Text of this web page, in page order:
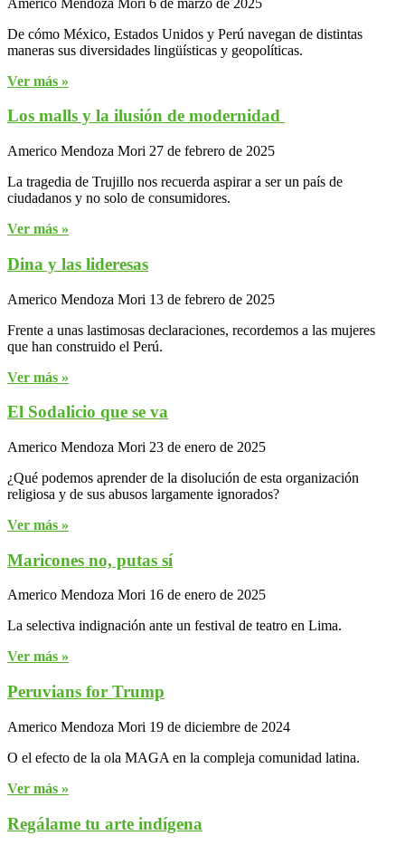
De cómo México, Estados Unidos y Perú navegan de distintas
maneras sus diversidades lingüísticas y geopolíticas.
Ver más »
Los malls y la ilusión de modernidad
Americo Mendoza Mori 27 de febrero de 2025
La tragedia de Trujillo nos recuerda aspirar a ser un país de
ciudadanos y no solo de consumidores.
Ver más »
Dina y las lideresas
Americo Mendoza Mori 13 de febrero de 2025
Frente a unas lastimosas declaraciones, recordemos a las mujeres
que han construido el Perú.
Ver más »
El Sodalicio que se va
Americo Mendoza Mori 23 de enero de 2025
¿Qué podemos aprender de la disolución de esta organización
religiosa y de sus abusos largamente ignorados?
Ver más »
Maricones no, putas sí
Americo Mendoza Mori 16 de enero de 2025
La selectiva indignación ante un festival de teatro en Lima.
Ver más »
Peruvians for Trump
Americo Mendoza Mori 19 de diciembre de 2024
O el efecto de la ola MAGA en la compleja comunidad latina.
Ver más »
Regálame tu arte indígena